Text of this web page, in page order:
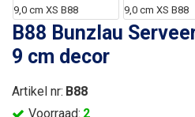
B88 Bunzlau
9 cm decor
Voorraad: 2
Artikel nr: B88